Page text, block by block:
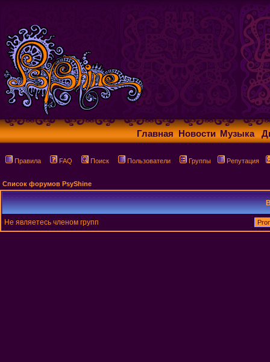
Главная Новости Музыка
Правила FAQ Поиск Пользователи Группы Репутация
Список форумов PsyShine
Не являетесь членом групп